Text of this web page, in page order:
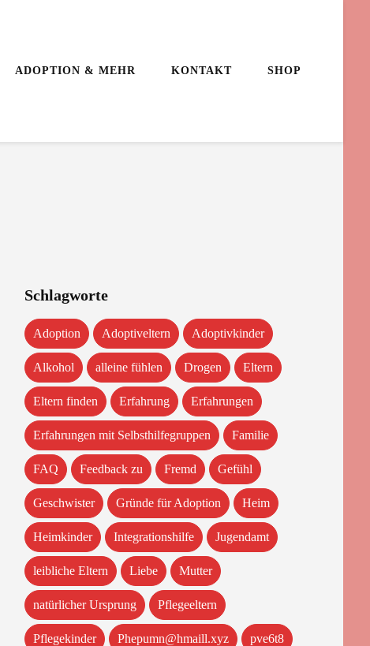
ADOPTION & MEHR KONTAKT SHOP
Schlagworte
Adoption Adoptiveltern Adoptivkinder
Alkohol alleine fühlen Drogen Eltern
Eltern finden Erfahrung Erfahrungen
Erfahrungen mit Selbsthilfegruppen Familie
FAQ Feedback zu Fremd Gefühl
Geschwister Gründe für Adoption Heim
Heimkinder Integrationshilfe Jugendamt
leibliche Eltern Liebe Mutter
natürlicher Ursprung Pflegeeltern
Pflegekinder Phepumn@hmaill.xyz pve6t8